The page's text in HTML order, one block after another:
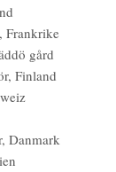
Frankrike
gård
Finland
Danmark